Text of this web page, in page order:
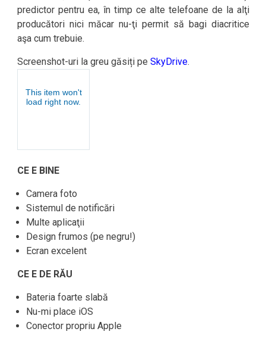
predictor pentru ea, în timp ce alte telefoane de la alţi
producători nici măcar nu-ţi permit să bagi diacritice
aşa cum trebuie.
Screenshot-uri la greu găsiți peSkyDrive.
CE E BINE
Camera foto
Sistemul de notificări
Multe aplicaţii
Design frumos (pe negru!)
Ecran excelent
CE E DE RĂU
Bateria foarte slabă
Nu-mi place iOS
Conector propriu Apple